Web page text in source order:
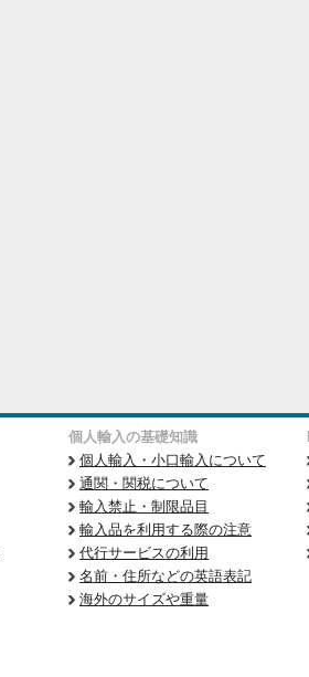
個人輸入の基礎知識
個人輸入・小口輸入について
通関・関税について
輸入禁止・制限品目
輸入品を利用する際の注意
代行サービスの利用
名前・住所などの英語表記
海外のサイズや重量